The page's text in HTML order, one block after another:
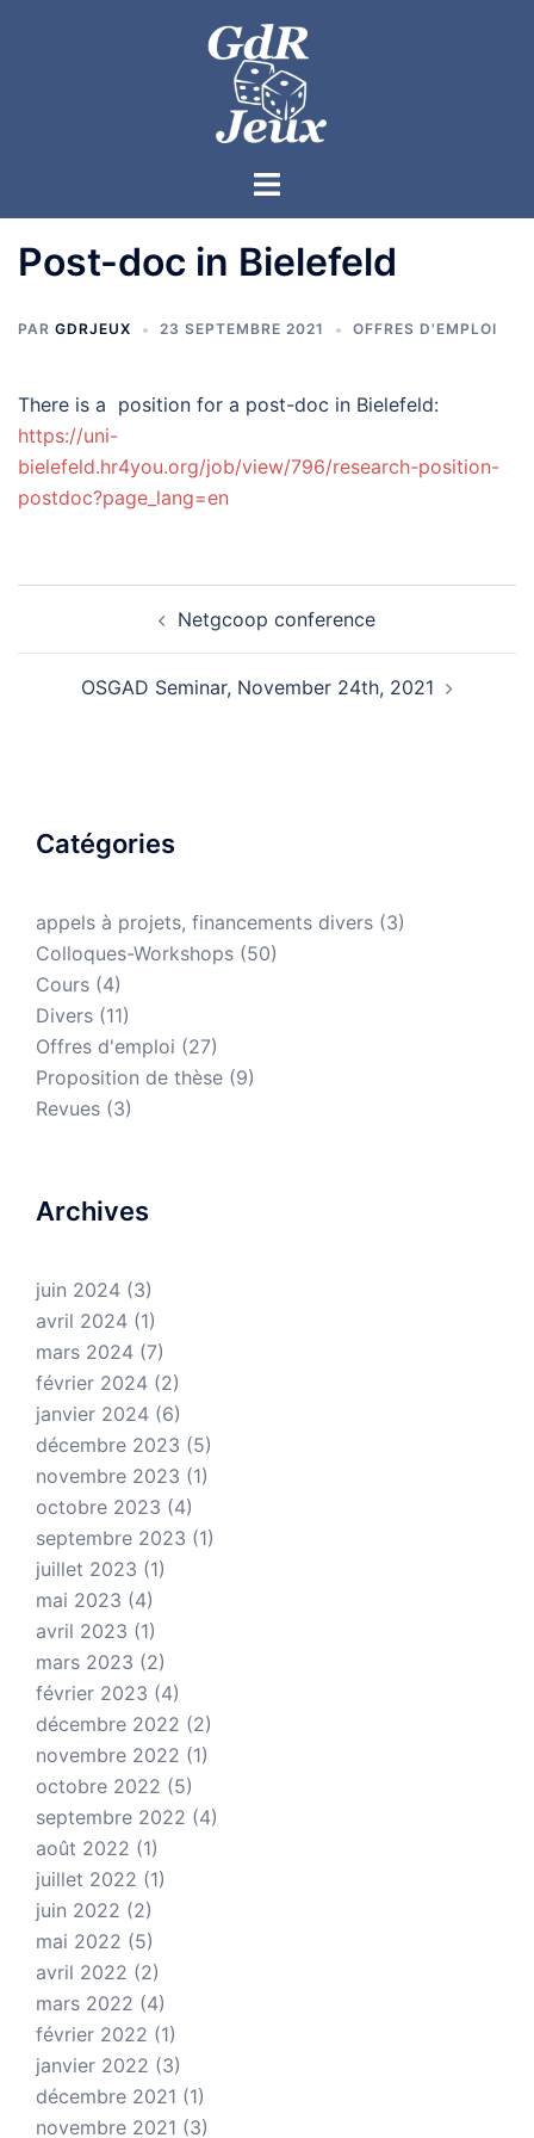
Post-doc in Bielefeld
PAR GDRJEUX 23 SEPTEMBRE 2021 OFFRES D'EMPLOI
There is a position for a post-doc in Bielefeld:
https://uni-
bielefeld.hr4you.org/job/view/796/research-position-
postdoc?page_lang=en
Netgcoop conference
OSGAD Seminar, November 24th, 2021
Catégories
appels à projets, financements divers (3)
Colloques-Workshops (50)
Cours (4)
Divers (11)
Offres d'emploi (27)
Proposition de thèse (9)
Revues (3)
Archives
juin 2024 (3)
avril 2024 (1)
mars 2024 (7)
février 2024 (2)
janvier 2024 (6)
décembre 2023 (5)
novembre 2023 (1)
octobre 2023 (4)
septembre 2023 (1)
juillet 2023 (1)
mai 2023 (4)
avril 2023 (1)
mars 2023 (2)
février 2023 (4)
décembre 2022 (2)
novembre 2022 (1)
octobre 2022 (5)
septembre 2022 (4)
août 2022 (1)
juillet 2022 (1)
juin 2022 (2)
mai 2022 (5)
avril 2022 (2)
mars 2022 (4)
février 2022 (1)
janvier 2022 (3)
décembre 2021 (1)
novembre 2021 (3)